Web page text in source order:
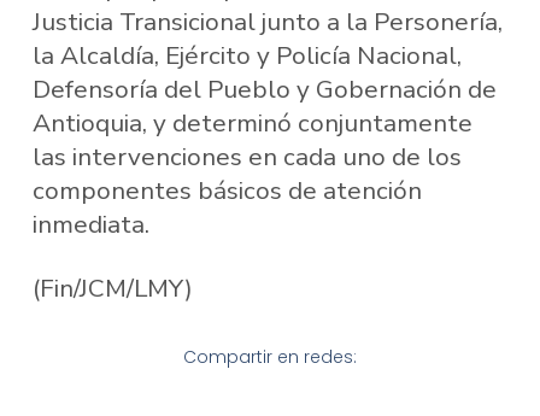
Justicia Transicional junto a la Personería,
la Alcaldía, Ejército y Policía Nacional,
Defensoría del Pueblo y Gobernación de
Antioquia, y determinó conjuntamente
las intervenciones en cada uno de los
componentes básicos de atención
inmediata.
(Fin/JCM/LMY)
Compartir en redes: